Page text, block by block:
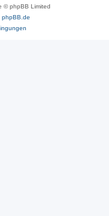
© phpBB Limited
phpBB.de